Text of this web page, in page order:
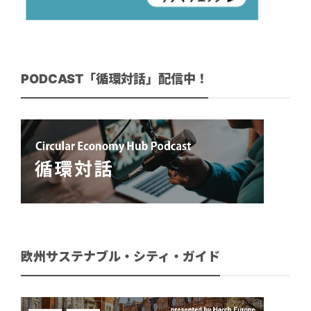
PODCAST「循環対話」配信中！
欧州サステナブル・シティ・ガイド